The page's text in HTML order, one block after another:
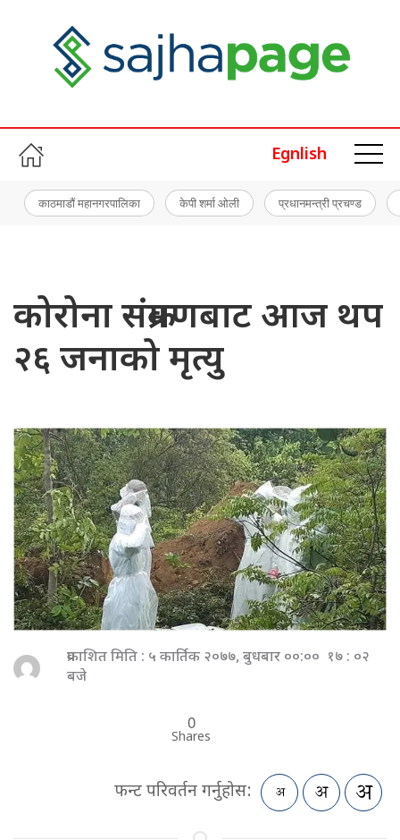
Egnlish
काठमाडौं महानगरपालिका केपी शर्मा ओली प्रधानमन्त्री प्रचण्ड
कोरोना संक्रमणबाट आज थप
२६ जनाको मृत्यु
प्रकाशित मिति : ५ कार्तिक २०७७, बुधबार ००:०० १७ : ०२
बजे
0
Shares
फन्ट परिवर्तन गर्नुहोस: